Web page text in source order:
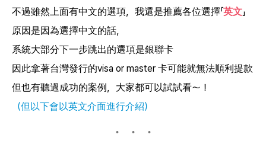
不過雖然上面有中文的選項，我還是推薦各位選擇「英文」
原因是因為選擇中文的話，
系統大部分下一步跳出的選項是銀聯卡
因此拿著台灣發行的visa or master 卡可能就無法順利提款
但也有聽過成功的案例，大家都可以試試看～！
（但以下會以英文介面進行介紹）